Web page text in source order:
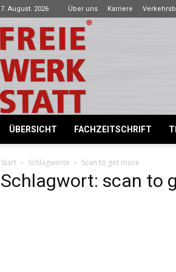
7. August. 2026 Über uns Karriere
Freie
Werkstatt
ÜBERSICHT FACHZEITSCHRIFT
Start Schlagworte Scan to get more
Schlagwort: scan to